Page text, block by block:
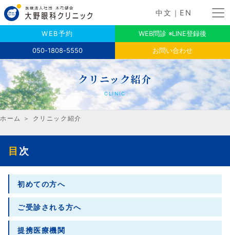
中文 ｜ EN
WEB予約 WEB問診 ※LINE登録後
050-1808-5550 お問い合わせ
クリニック紹介
CLINIC
ホーム ＞ クリニック紹介
目次
初めての方へ
ご受診される方へ
提携医療機関